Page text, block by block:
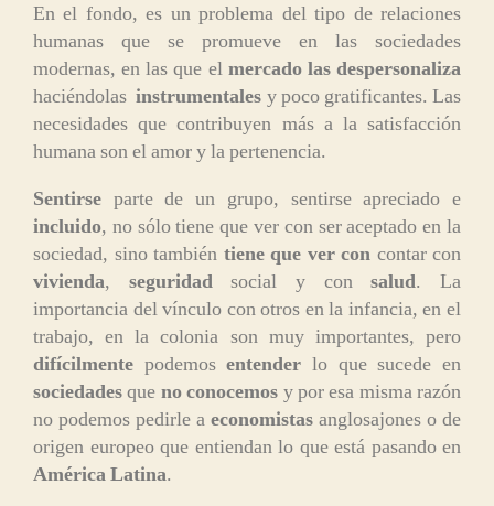
En el fondo, es un problema del tipo de relaciones
humanas que se promueve en las sociedades
modernas, en las que el mercado las despersonaliza
haciéndolasinstrumentales y poco gratificantes. Las
necesidades que contribuyen más a la satisfacción
humana son el amor y la pertenencia.
Sentirse parte de un grupo, sentirse apreciado e
incluido, no sólo tiene que ver con ser aceptado en la
sociedad, sino también tiene que ver con contar con
vivienda, seguridadsocial y consalud. La
importancia del vínculo con otros en la infancia, en el
trabajo, en la colonia son muy importantes, pero
difícilmente podemosentender lo que sucede en
sociedadesque no conocemos y por esa misma razón
no podemos pedirle a economistas anglosajones o de
origen europeo que entiendan lo que está pasando en
América Latina.